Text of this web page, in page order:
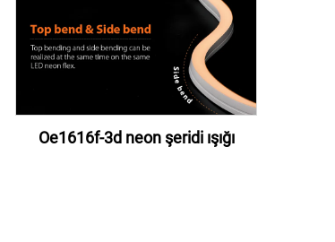
Oe1616f-3d neon şeridi ışığı